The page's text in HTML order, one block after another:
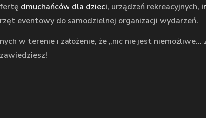
dmuchańców dla dzieci, urządzeń rekreacyjnych,
eventowy do samodzielnej organizacji wydarzeń.
w terenie i założenie, że „nic nie jest niemożliwe…